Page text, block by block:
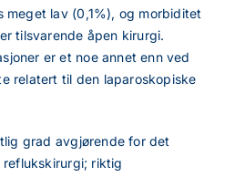
meget lav (0,1%), og morbiditet
tilsvarende åpen kirurgi.
er et noe annet enn ved
relatert til den laparoskopiske
grad avgjørende for det
riktig